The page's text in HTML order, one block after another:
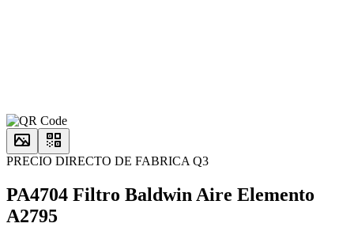
PRECIO DIRECTO DE FABRICA Q3
PA4704 Filtro Baldwin Aire Elemento
A2795